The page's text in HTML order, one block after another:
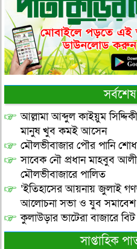
আল্লামা আব্দুল কাইয়ুম
মানুষ খুব কমই আসেন
মৌলভীবাজার পৌর পানি
সাবেক নৌ প্রধান মাহবুব আলী
মৌলভীবাজারে পালিত
‘ইতিহাসের আয়নায় জুলাই
আলোচনা সভা ও যুব সমাবেশ
কুলাউড়ার ভাটেরা বাজারে
সাপ্তাহিক